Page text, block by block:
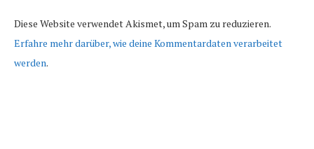
Diese Website verwendet Akismet, um Spam zu reduzieren.
Erfahre mehr darüber, wie deine Kommentardaten verarbeitet
werden.